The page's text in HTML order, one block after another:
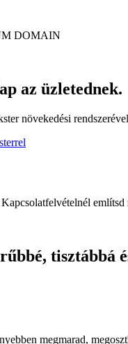
DOMAIN
az üzletednek.
növekedési
Kapcsolatfelvételnél említsd
tisztábbá
megmarad,